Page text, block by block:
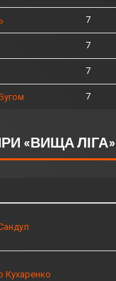
7
7
7
7
«ВИЩА ЛІГА»
Кухаренко